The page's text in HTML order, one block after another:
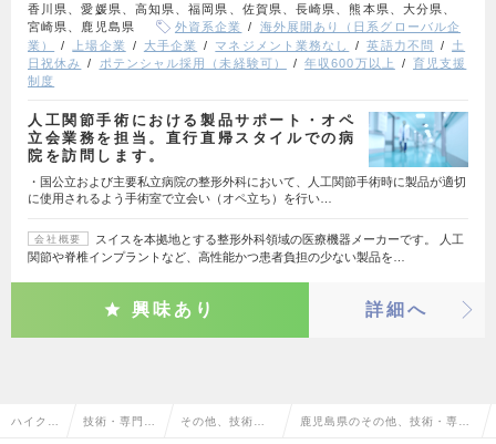
香川県、愛媛県、高知県、福岡県、佐賀県、長崎県、熊本県、大分県、
宮崎県、鹿児島県
外資系企業
海外展開あり（日系グローバル企
業）
上場企業 大手企業 マネジメント業務なし 英語力不問
土
日祝休み
ポテンシャル採用（未経験可） 年収600万以上
育児支援
制度
人工関節手術における製品サポート・オペ
立会業務を担当。直行直帰スタイルでの病
院を訪問します。
・国公立および主要私立病院の整形外科において、人工関節手術時に製品が適切
に使用されるよう手術室で立会い（オペ立ち）を行い…
会社概要
スイスを本拠地とする整形外科領域の医療機器メーカーです。 人工
関節や脊椎インプラントなど、高性能かつ患者負担の少ない製品を…
興味あり 詳細へ
ハイクラ 技術・専門職 その他、技術・ 鹿児島県のその他、技術・専門